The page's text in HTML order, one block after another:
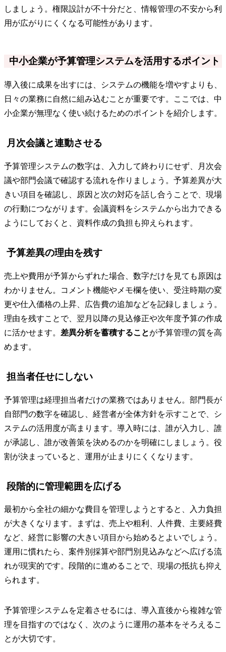
しましょう。権限設計が不十分だと、情報管理の不安から利
用が広がりにくくなる可能性があります。
中小企業が予算管理システムを活用するポイント
導入後に成果を出すには、システムの機能を増やすよりも、
日々の業務に自然に組み込むことが重要です。ここでは、中
小企業が無理なく使い続けるためのポイントを紹介します。
月次会議と連動させる
予算管理システムの数字は、入力して終わりにせず、月次会
議や部門会議で確認する流れを作りましょう。予算差異が大
きい項目を確認し、原因と次の対応を話し合うことで、現場
の行動につながります。会議資料をシステムから出力できる
ようにしておくと、資料作成の負担も抑えられます。
予算差異の理由を残す
売上や費用が予算からずれた場合、数字だけを見ても原因は
わかりません。コメント機能やメモ欄を使い、受注時期の変
更や仕入価格の上昇、広告費の追加などを記録しましょう。
理由を残すことで、翌月以降の見込修正や次年度予算の作成
に活かせます。 差異分析を蓄積することが予算管理の質を高
めます。
担当者任せにしない
予算管理は経理担当者だけの業務ではありません。部門長が
自部門の数字を確認し、経営者が全体方針を示すことで、シ
ステムの活用度が高まります。導入時には、誰が入力し、誰
が承認し、誰が改善策を決めるのかを明確にしましょう。役
割が決まっていると、運用が止まりにくくなります。
段階的に管理範囲を広げる
最初から全社の細かな費目を管理しようとすると、入力負担
が大きくなります。まずは、売上や粗利、人件費、主要経費
など、経営に影響の大きい項目から始めるとよいでしょう。
運用に慣れたら、案件別採算や部門別見込みなどへ広げる流
れが現実的です。段階的に進めることで、現場の抵抗も抑え
られます。
予算管理システムを定着させるには、導入直後から複雑な管
理を目指すのではなく、次のように運用の基本をそろえるこ
とが大切です。